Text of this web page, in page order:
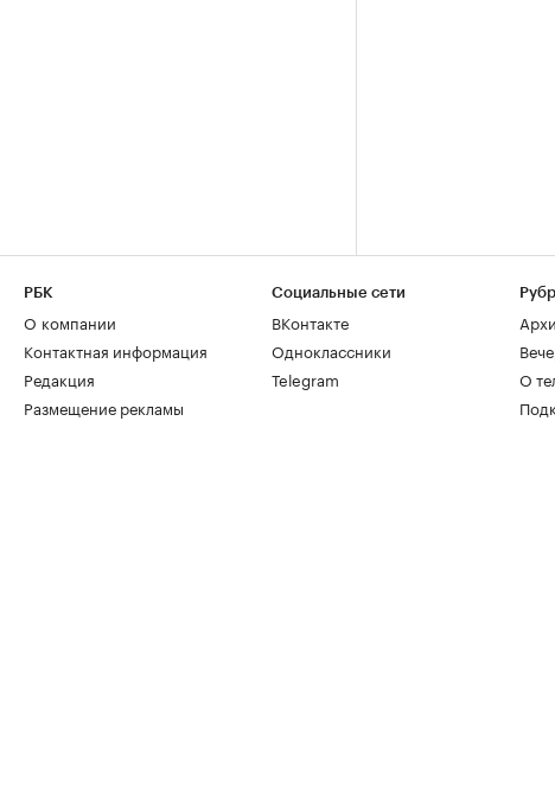
РБК
О компании
Контактная информация
Редакция
Размещение рекламы
Социальные сети
ВКонтакте
Одноклассники
Telegram
О